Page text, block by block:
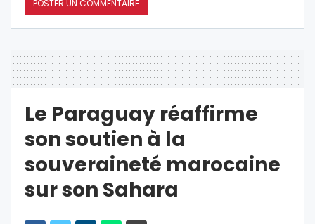
Le Paraguay réaffirme
son soutien à la
souveraineté marocaine
sur son Sahara